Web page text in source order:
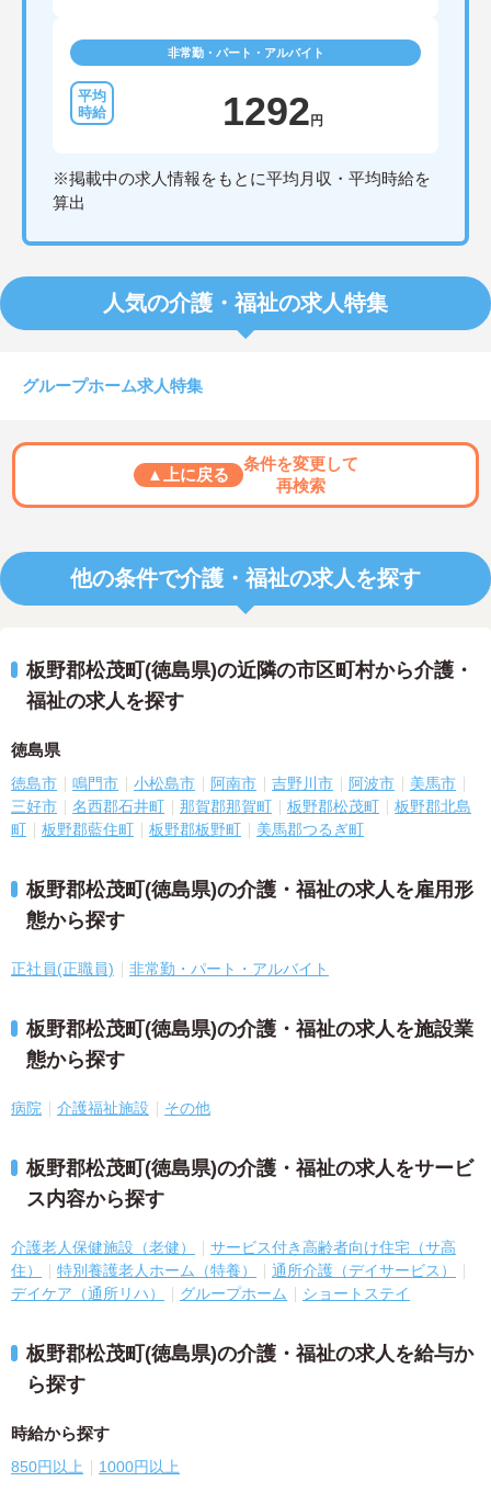
非常勤・パート・アルバイト
1292 円
※掲載中の求人情報をもとに平均月収・平均時給を
算出
人気の介護・福祉の求人特集
グループホーム求人特集
▲上に戻る
条件を変更して
再検索
他の条件で介護・福祉の求人を探す
板野郡松茂町(徳島県)の近隣の市区町村から介護・
福祉の求人を探す
徳島県
徳島市 鳴門市 小松島市 阿南市 吉野川市 阿波市
美馬市
三好市
名西郡石井町 那賀郡那賀町 板野郡松茂町
板野郡北島
町
板野郡藍住町 板野郡板野町 美馬郡つるぎ町
板野郡松茂町(徳島県)の介護・福祉の求人を雇用形
態から探す
正社員(正職員) 非常勤・パート・アルバイト
板野郡松茂町(徳島県)の介護・福祉の求人を施設業
態から探す
病院 介護福祉施設 その他
板野郡松茂町(徳島県)の介護・福祉の求人をサービ
ス内容から探す
介護老人保健施設（老健）
サービス付き高齢者向け住宅（サ高
住）
特別養護老人ホーム（特養）
通所介護（デイサービス）
デイケア（通所リハ）
グループホーム ショートステイ
板野郡松茂町(徳島県)の介護・福祉の求人を給与か
ら探す
時給から探す
850円以上 1000円以上